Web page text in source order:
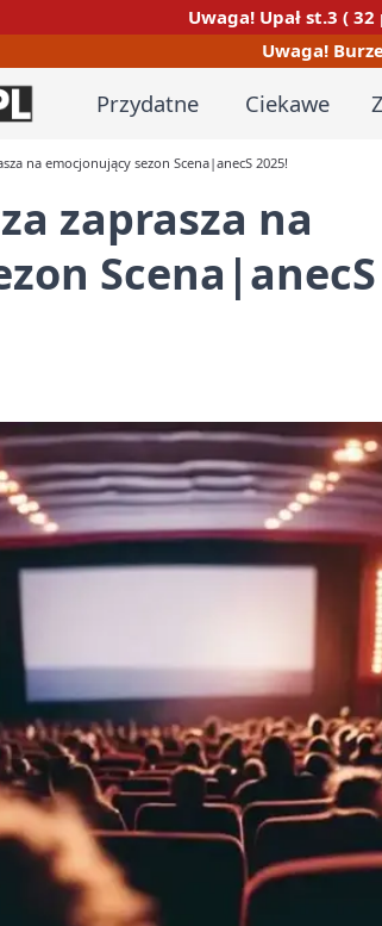
Uwaga! Upał st.3 (
Uwaga!
Przydatne Ciekawe
na emocjonujący sezon Scena|anecS 2025!
zaprasza na